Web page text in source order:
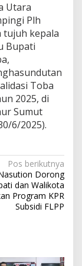
Utara
Plh
tujuh kepala
Bupati
Toba
2025, di
Sumut
6/2025).
Pos berikutnya
Dorong
dan Walikota
Program KPR
Subsidi FLPP